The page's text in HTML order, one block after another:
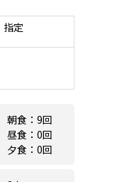
指定
朝食：9回
昼食：0回
夕食：0回